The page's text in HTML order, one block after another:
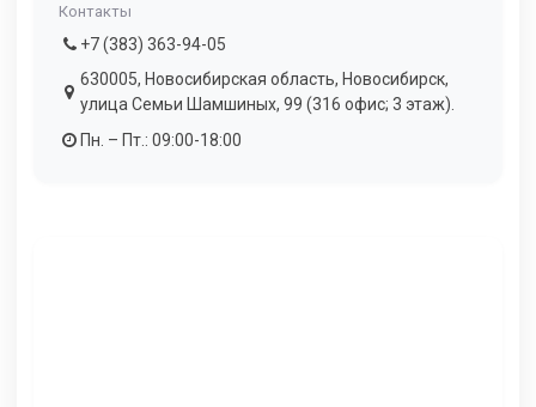
Контакты
+7 (383) 363-94-05
630005, Новосибирская область, Новосибирск,
улица Семьи Шамшиных, 99 (316 офис; 3 этаж).
Пн. – Пт.: 09:00-18:00